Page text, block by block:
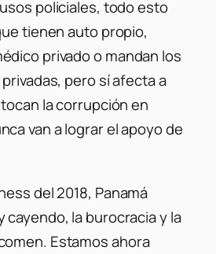
policiales, todo esto
tienen auto propio,
privado o mandan los
pero sí afecta a
la corrupción en
van a lograr el apoyo de
del 2018, Panamá
cayendo, la burocracia y la
Estamos ahora